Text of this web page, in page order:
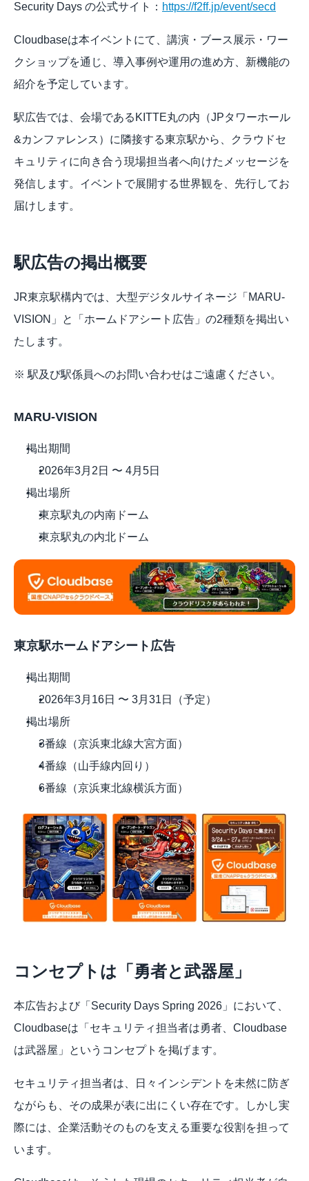
Security Days の公式サイト： https://f2ff.jp/event/secd
Cloudbaseは本イベントにて、講演・ブース展示・ワー
クショップを通じ、導入事例や運用の進め方、新機能の
紹介を予定しています。
駅広告では、会場であるKITTE丸の内（JPタワーホール
&カンファレンス）に隣接する東京駅から、クラウドセ
キュリティに向き合う現場担当者へ向けたメッセージを
発信します。イベントで展開する世界観を、先行してお
届けします。
駅広告の掲出概要
JR東京駅構内では、大型デジタルサイネージ「MARU-
VISION」と「ホームドアシート広告」の2種類を掲出い
たします。
※ 駅及び駅係員へのお問い合わせはご遠慮ください。
MARU-VISION
掲出期間
2026年3月2日 〜 4月5日
掲出場所
東京駅丸の内南ドーム
東京駅丸の内北ドーム
東京駅ホームドアシート広告
掲出期間
2026年3月16日 〜 3月31日（予定）
掲出場所
3番線（京浜東北線大宮方面）
4番線（山手線内回り）
6番線（京浜東北線横浜方面）
コンセプトは「勇者と武器屋」
本広告および「Security Days Spring 2026」において、
Cloudbaseは「セキュリティ担当者は勇者、Cloudbase
は武器屋」というコンセプトを掲げます。
セキュリティ担当者は、日々インシデントを未然に防ぎ
ながらも、その成果が表に出にくい存在です。しかし実
際には、企業活動そのものを支える重要な役割を担って
います。